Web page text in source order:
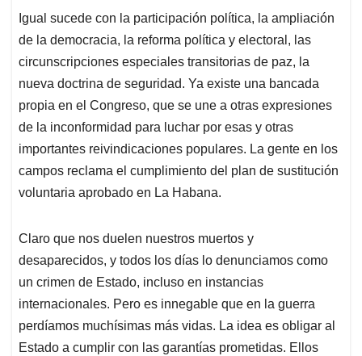
Igual sucede con la participación política, la ampliación
de la democracia, la reforma política y electoral, las
circunscripciones especiales transitorias de paz, la
nueva doctrina de seguridad. Ya existe una bancada
propia en el Congreso, que se une a otras expresiones
de la inconformidad para luchar por esas y otras
importantes reivindicaciones populares. La gente en los
campos reclama el cumplimiento del plan de sustitución
voluntaria aprobado en La Habana.
Claro que nos duelen nuestros muertos y
desaparecidos, y todos los días lo denunciamos como
un crimen de Estado, incluso en instancias
internacionales. Pero es innegable que en la guerra
perdíamos muchísimas más vidas. La idea es obligar al
Estado a cumplir con las garantías prometidas. Ellos